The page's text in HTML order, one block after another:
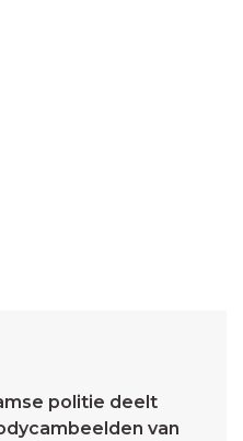
politie deelt
van